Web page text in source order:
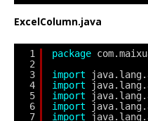
ExcelColumn.java
1
2
3
4
5
6
7
package
import
import
import
import
import